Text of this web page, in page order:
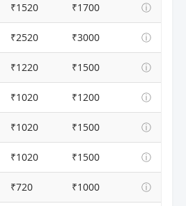
₹1520 ₹1700 ⓘ
₹2520 ₹3000 ⓘ
₹1220 ₹1500 ⓘ
₹1020 ₹1200 ⓘ
₹1020 ₹1500 ⓘ
₹1020 ₹1500 ⓘ
₹720 ₹1000 ⓘ